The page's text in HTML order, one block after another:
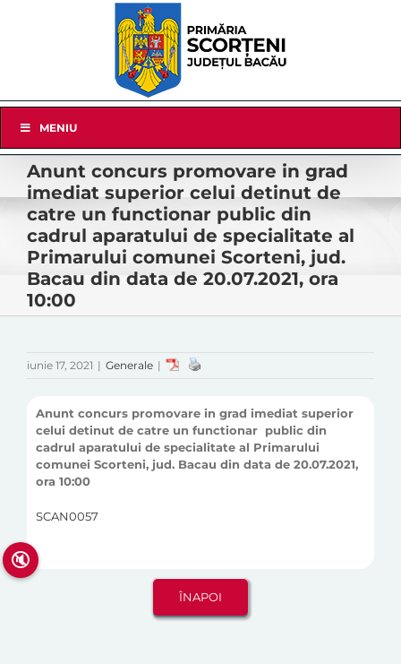
Navigation
MENIU
Anunt concurs promovare in grad
imediat superior celui detinut de
catre un functionar public din
cadrul aparatului de specialitate al
Primarului comunei Scorteni, jud.
Bacau din data de 20.07.2021, ora
10:00
iunie 17, 2021 | Generale |
Anunt concurs promovare in grad imediat superior
celui detinut de catre un functionar public din
cadrul aparatului de specialitate al Primarului
comunei Scorteni, jud. Bacau din data de 20.07.2021,
ora 10:00
SCAN0057
🔇